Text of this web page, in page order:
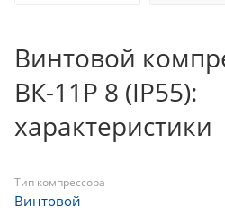
Винтовой
ВК-11Р 8 (IP55):
характеристики
Тип компрессора
Винтовой